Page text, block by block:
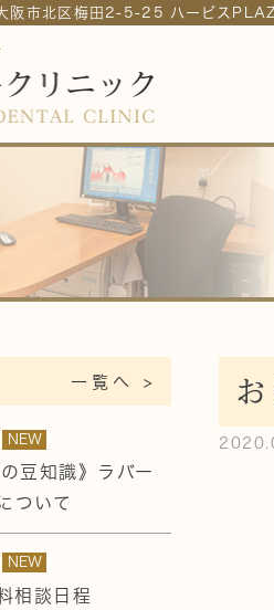
市北区梅田2-5-25 ハービス
一覧へ >
NEW
豆知識》ラバー
ついて
NEW
相談日程